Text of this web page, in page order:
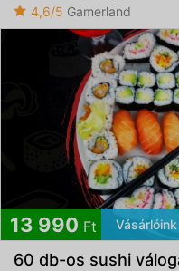
4,6/5 Gamerland
13 990 Ft
60 db-os sushi